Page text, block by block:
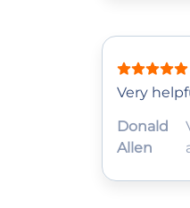
Very
Donald
Allen